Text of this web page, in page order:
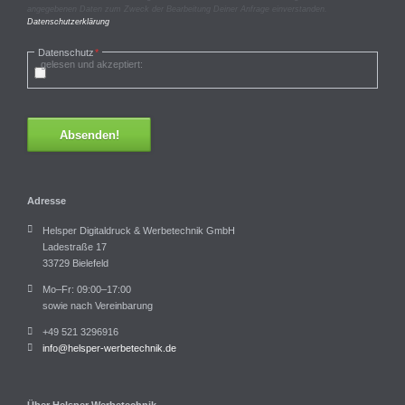
Datenschutzerklärung
Pflichtfeld
Datenschutz*
gelesen und akzeptiert:
Absenden!
Adresse
Helsper Digitaldruck & Werbetechnik GmbH
Ladestraße 17
33729 Bielefeld
Mo–Fr: 09:00–17:00
sowie nach Vereinbarung
+49 521 3296916
info@helsper-werbetechnik.de